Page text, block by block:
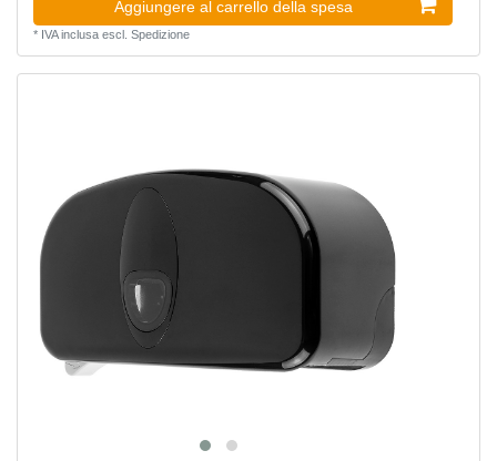
Aggiungere al carrello della spesa
* IVA inclusaescl. Spedizione